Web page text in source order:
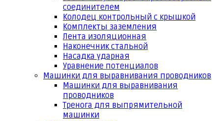
соединителем
Колодец контрольный с крышкой
Комплекты заземления
Лента изоляционная
Наконечник стальной
Насадка ударная
Уравнение потенциалов
Машинки для выравнивания проводников
Машинки для выравнивания
проводников
Тренога для выпрямительной
машинки